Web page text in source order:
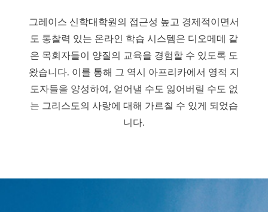
그레이스 신학대학원의 접근성 높고 경제적이면서
도 통찰력 있는 온라인 학습 시스템은 디오메데 같
은 목회자들이 양질의 교육을 경험할 수 있도록 도
왔습니다. 이를 통해 그 역시 아프리카에서 영적 지
도자들을 양성하여, 얻어낼 수도 잃어버릴 수도 없
는 그리스도의 사랑에 대해 가르칠 수 있게 되었습
니다.